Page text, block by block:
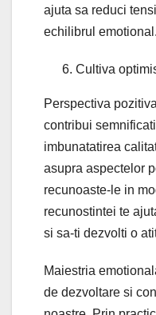
ajuta sa reduci
echilibrul emotional.
Cultiva
Perspectiva
contribui
imbunatatirea
asupra aspectelor
recunoaste-le in
recunostintei te
si sa-ti dezvolti o
Maiestria
de dezvoltare si